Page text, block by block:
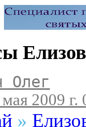
Олег
2009 г.
»